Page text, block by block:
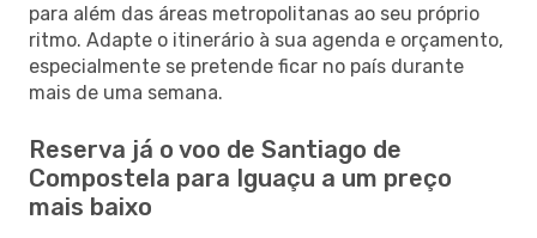
para além das áreas metropolitanas ao seu próprio
ritmo. Adapte o itinerário à sua agenda e orçamento,
especialmente se pretende ficar no país durante
mais de uma semana.
Reserva já o voo de Santiago de
Compostela para Iguaçu a um preço
mais baixo